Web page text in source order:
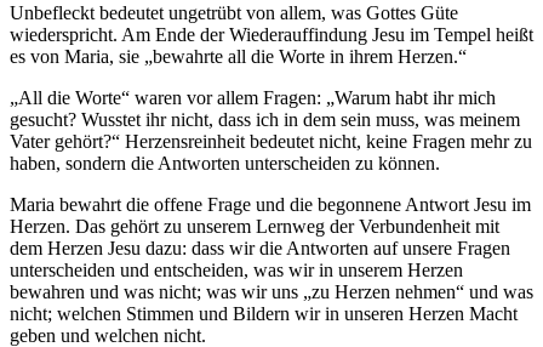
Unbefleckt bedeutet ungetrübt von allem, was Gottes Güte
wiederspricht. Am Ende der Wiederauffindung Jesu im Tempel heißt
es von Maria, sie „bewahrte all die Worte in ihrem Herzen.“
„All die Worte“ waren vor allem Fragen: „Warum habt ihr mich
gesucht? Wusstet ihr nicht, dass ich in dem sein muss, was meinem
Vater gehört?“ Herzensreinheit bedeutet nicht, keine Fragen mehr zu
haben, sondern die Antworten unterscheiden zu können.
Maria bewahrt die offene Frage und die begonnene Antwort Jesu im
Herzen. Das gehört zu unserem Lernweg der Verbundenheit mit
dem Herzen Jesu dazu: dass wir die Antworten auf unsere Fragen
unterscheiden und entscheiden, was wir in unserem Herzen
bewahren und was nicht; was wir uns „zu Herzen nehmen“ und was
nicht; welchen Stimmen und Bildern wir in unseren Herzen Macht
geben und welchen nicht.